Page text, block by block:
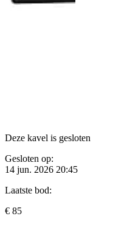
Deze kavel is gesloten
Gesloten op:
14 jun. 2026 20:45
Laatste bod:
€ 85